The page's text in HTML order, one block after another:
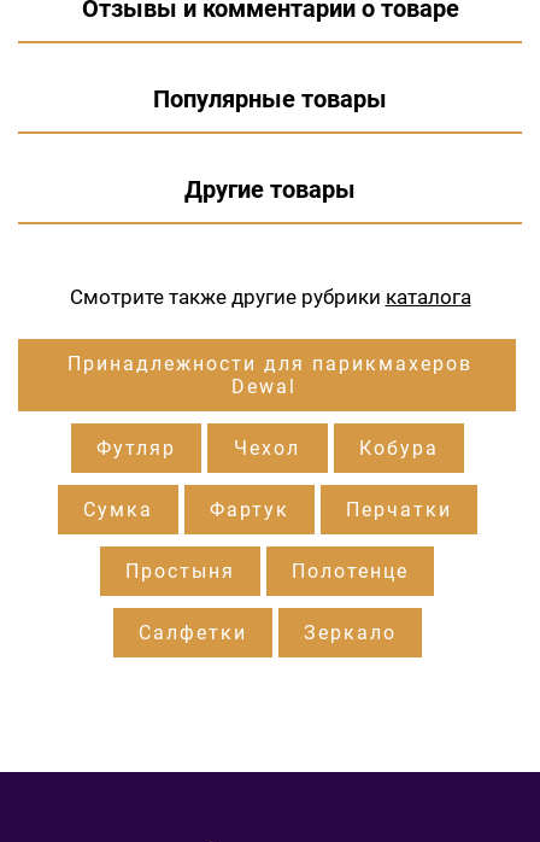
Отзывы и комментарии о товаре
Популярные товары
Другие товары
Смотрите также другие рубрики каталога
Принадлежности для парикмахеров
Dewal
Футляр Чехол Кобура
Сумка Фартук Перчатки
Простыня Полотенце
Салфетки Зеркало